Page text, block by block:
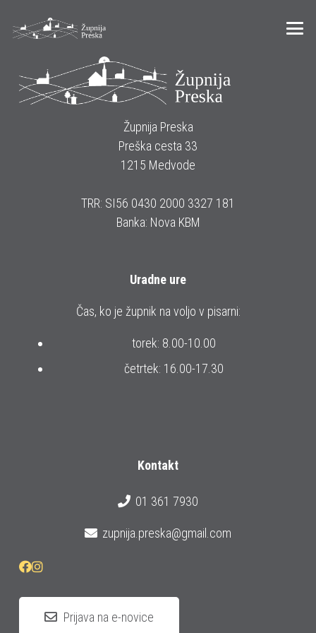
Župnija Preska
Preška cesta 33
1215 Medvode
TRR: SI56 0430 2000 3327 181
Banka: Nova KBM
Uradne ure
Čas, ko je župnik na voljo v pisarni:
torek: 8.00-10.00
četrtek: 16.00-17.30
Kontakt
01 361 7930
zupnija.preska@gmail.com
Prijava na e-novice